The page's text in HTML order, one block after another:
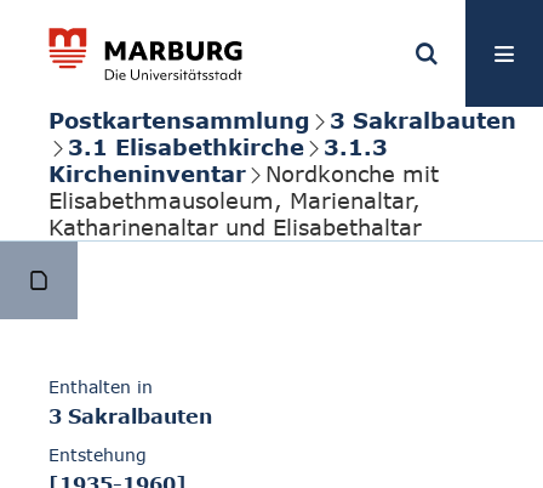
Postkartensammlung
3 Sakralbauten
3.1 Elisabethkirche
3.1.3
Kircheninventar
Nordkonche mit
Elisabethmausoleum, Marienaltar,
Katharinenaltar und Elisabethaltar
Enthalten in
3 Sakralbauten
Entstehung